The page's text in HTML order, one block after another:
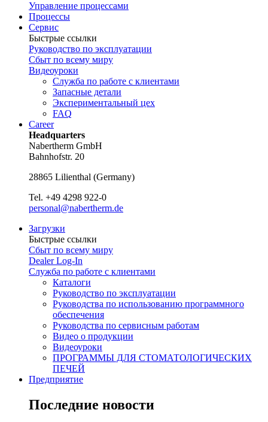
Управление процессами
Процессы
Сервис
Быстрые ссылки
Руководство по эксплуатации
Сбыт по всему миру
Видеоуроки
Служба по работе с клиентами
Запасные детали
Экспериментальный цех
FAQ
Career
Headquarters
Nabertherm GmbH
Bahnhofstr. 20
28865 Lilienthal (Germany)
Tel. +49 4298 922-0
personal@nabertherm.de
Загрузки
Быстрые ссылки
Сбыт по всему миру
Dealer Log-In
Служба по работе с клиентами
Каталоги
Руководство по эксплуатации
Руководства по использованию программного
обеспечения
Руководства по сервисным работам
Видео о продукции
Видеоуроки
ПРОГРАММЫ ДЛЯ СТОМАТОЛОГИЧЕСКИХ
ПЕЧЕЙ
Предприятие
Последние новости